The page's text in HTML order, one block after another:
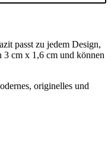
passt zu jedem Design,
cm x 1,6 cm und können
originelles und